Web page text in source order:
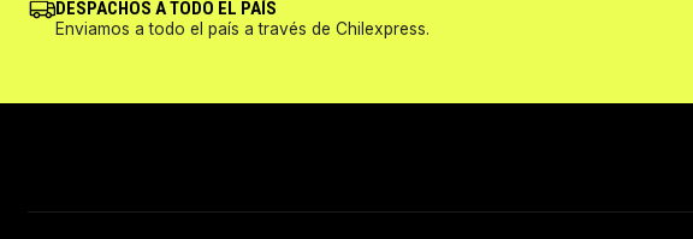
DESPACHOS A TODO EL PAÍS
Enviamos a todo el país a través de Chilexpress.